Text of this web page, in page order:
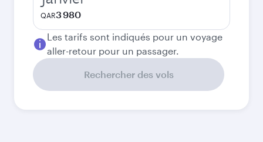
QAR3 980
Les tarifs sont indiqués pour un voyage
aller-retour pour un passager.
Rechercher des vols